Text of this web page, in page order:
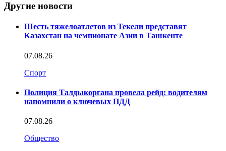
Другие новости
Шесть тяжелоатлетов из Текели представят
Казахстан на чемпионате Азии в Ташкенте
07.08.26
Спорт
Полиция Талдыкоргана провела рейд: водителям
напомнили о ключевых ПДД
07.08.26
Общество